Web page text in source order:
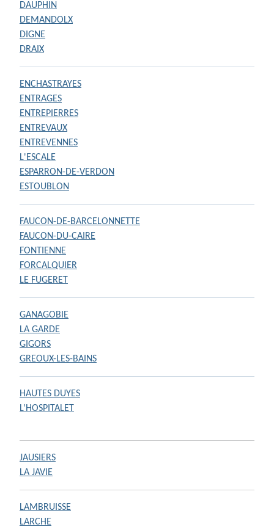
DAUPHIN
DEMANDOLX
DIGNE
DRAIX
ENCHASTRAYES
ENTRAGES
ENTREPIERRES
ENTREVAUX
ENTREVENNES
L'ESCALE
ESPARRON-DE-VERDON
ESTOUBLON
FAUCON-DE-BARCELONNETTE
FAUCON-DU-CAIRE
FONTIENNE
FORCALQUIER
LE FUGERET
GANAGOBIE
LA GARDE
GIGORS
GREOUX-LES-BAINS
HAUTES DUYES
L’HOSPITALET
JAUSIERS
LA JAVIE
LAMBRUISSE
LARCHE